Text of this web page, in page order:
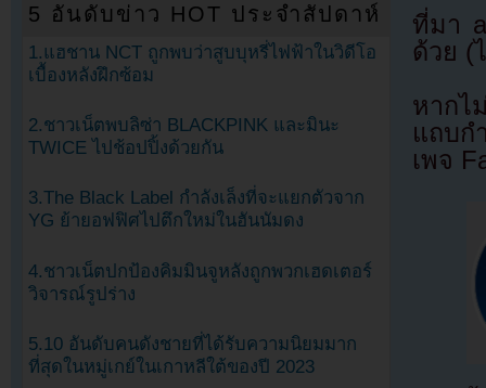
ที่มา
ด้วย (
หากไ
แถบก
เพจ
5 อันดับข่าว HOT ประจำสัปดาห์
1.แฮชาน NCT ถูกพบว่าสูบบุหรี่ไฟฟ้าในวิดีโอ
เบื้องหลังฝึกซ้อม
2.ชาวเน็ตพบลิซ่า BLACKPINK และมินะ
TWICE ไปช้อปปิ้งด้วยกัน
3.The Black Label กำลังเล็งที่จะแยกตัวจาก
YG ย้ายอฟฟิศไปตึกใหม่ในฮันนัมดง
4.ชาวเน็ตปกป้องคิมมินจูหลังถูกพวกเฮดเตอร์
วิจารณ์รูปร่าง
5.10 อันดับคนดังชายที่ได้รับความนิยมมาก
ที่สุดในหมู่เกย์ในเกาหลีใต้ของปี 2023